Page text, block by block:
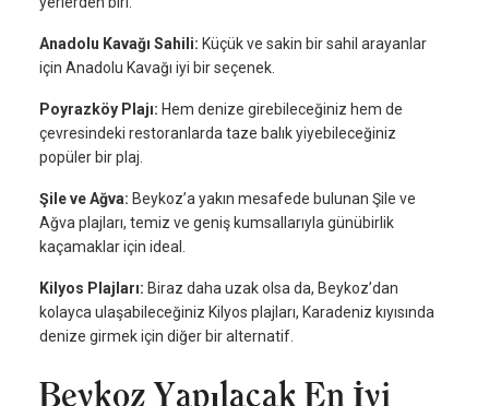
Anadolu Kavağı Sahili: Küçük ve sakin bir sahil arayanlar
için Anadolu Kavağı iyi bir seçenek.
Poyrazköy Plajı: Hem denize girebileceğiniz hem de
çevresindeki restoranlarda taze balık yiyebileceğiniz
popüler bir plaj.
Şile ve Ağva: Beykoz’a yakın mesafede bulunan Şile ve
Ağva plajları, temiz ve geniş kumsallarıyla günübirlik
kaçamaklar için ideal.
Kilyos Plajları: Biraz daha uzak olsa da, Beykoz’dan
kolayca ulaşabileceğiniz Kilyos plajları, Karadeniz kıyısında
denize girmek için diğer bir alternatif.
Beykoz Yapılacak En İyi